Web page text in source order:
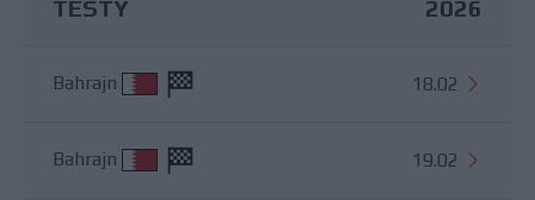
TESTY 2026
Bahrajn 18.02
Bahrajn 19.02